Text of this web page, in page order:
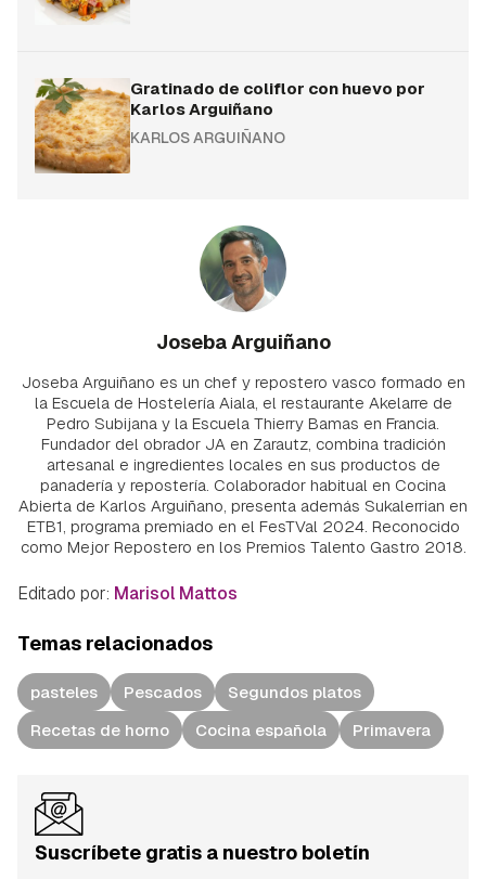
Gratinado de coliflor con huevo por
Karlos Arguiñano
KARLOS ARGUIÑANO
Joseba Arguiñano
Joseba Arguiñano es un chef y repostero vasco formado en
la Escuela de Hostelería Aiala, el restaurante Akelarre de
Pedro Subijana y la Escuela Thierry Bamas en Francia.
Fundador del obrador JA en Zarautz, combina tradición
artesanal e ingredientes locales en sus productos de
panadería y repostería. Colaborador habitual en Cocina
Abierta de Karlos Arguiñano, presenta además Sukalerrian en
ETB1, programa premiado en el FesTVal 2024. Reconocido
como Mejor Repostero en los Premios Talento Gastro 2018.
Editado por: Marisol Mattos
Temas relacionados
pasteles Pescados
Segundos platos
Recetas de horno
Cocina española Primavera
Suscríbete gratis a nuestro boletín